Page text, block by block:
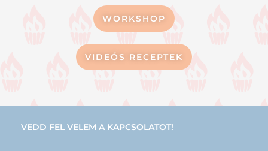
WORKSHOP
VIDEÓS RECEPTEK
VEDD FEL VELEM A KAPCSOLATOT!